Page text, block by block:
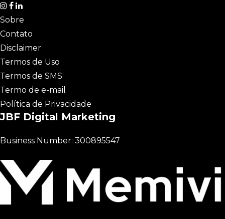
Sobre
Contato
Disclaimer
Termos de Uso
Termos de SMS
Termo de e-mail
Política de Privacidade
JBF Digital Marketing
Business Number: 300895547